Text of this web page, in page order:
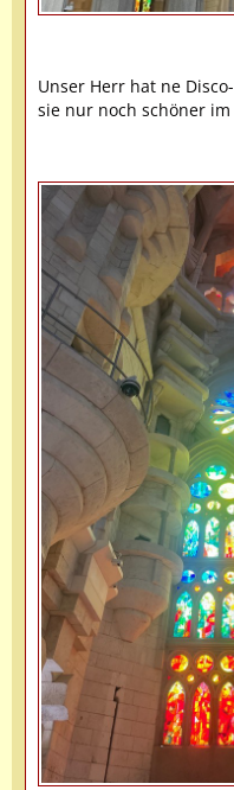
Unser Herr hat ne
sie nur noch schöner